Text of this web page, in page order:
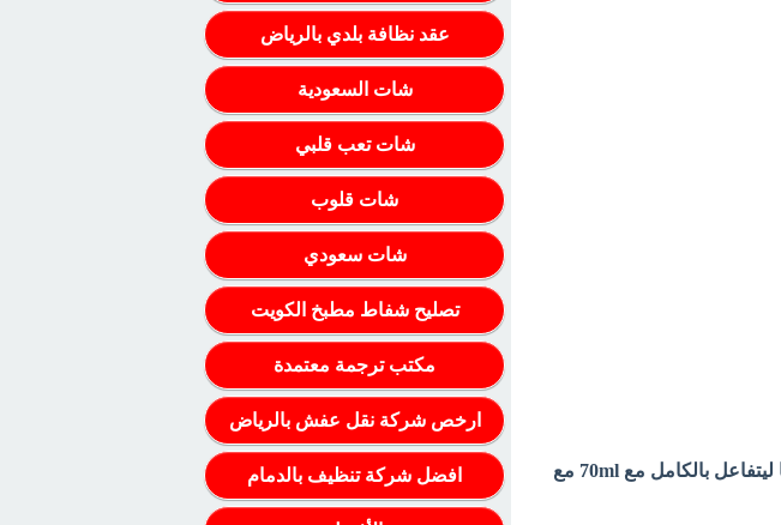
ما الحجم اللازم من محلول تركيزه 3mol/L من الأمونيا ليتفاعل بالكامل مع 70ml مع
عقد نظافة بلدي بالرياض
شات السعودية
شات تعب قلبي
شات قلوب
شات سعودي
تصليح شفاط مطبخ الكويت
مكتب ترجمة معتمدة
ارخص شركة نقل عفش بالرياض
افضل شركة تنظيف بالدمام